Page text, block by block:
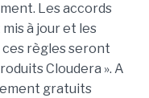
Les accords
à jour et les
règles seront
Cloudera ». A
gratuits